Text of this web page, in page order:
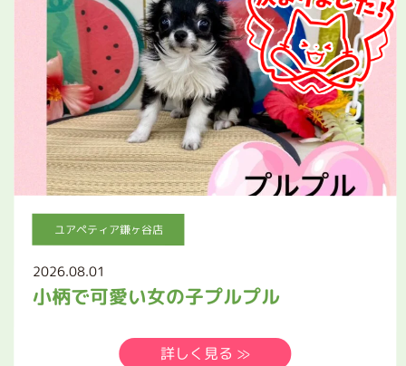
ユアペティア鎌ヶ谷店
2026.08.01
小柄で可愛い女の子プルプル
詳しく見る ≫